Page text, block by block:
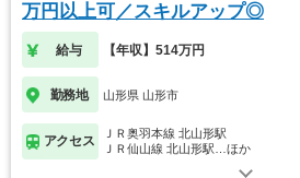
万円以上可／スキルアップ◎
給与 【年収】514万円
勤務地 山形県 山形市
アクセス
ＪＲ奥羽本線 北山形駅
ＪＲ仙山線 北山形駅…ほか